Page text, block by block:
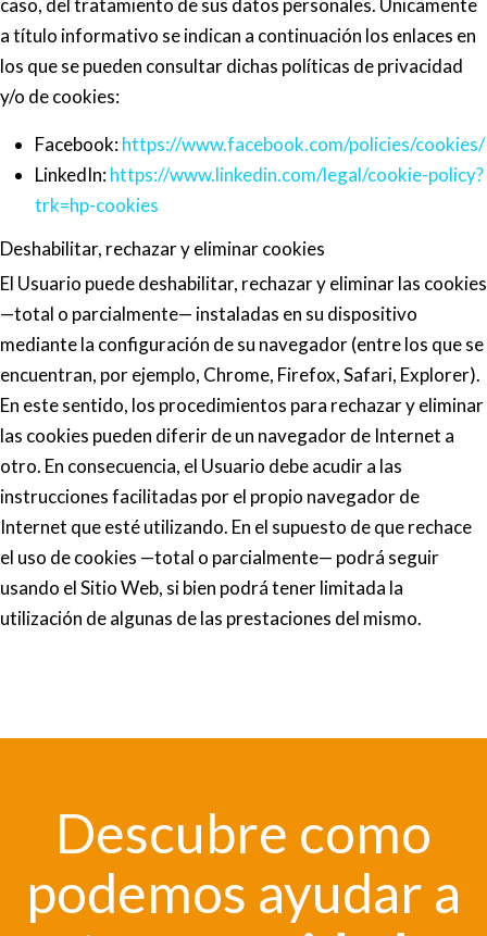
caso, del tratamiento de sus datos personales. Únicamente
a título informativo se indican a continuación los enlaces en
los que se pueden consultar dichas políticas de privacidad
y/o de cookies:
Facebook:https://www.facebook.com/policies/cookies/
LinkedIn:https://www.linkedin.com/legal/cookie-policy?
trk=hp-cookies
Deshabilitar, rechazar y eliminar cookies
El Usuario puede deshabilitar, rechazar y eliminar las cookies
—total o parcialmente— instaladas en su dispositivo
mediante la configuración de su navegador (entre los que se
encuentran, por ejemplo, Chrome, Firefox, Safari, Explorer).
En este sentido, los procedimientos para rechazar y eliminar
las cookies pueden diferir de un navegador de Internet a
otro. En consecuencia, el Usuario debe acudir a las
instrucciones facilitadas por el propio navegador de
Internet que esté utilizando. En el supuesto de que rechace
el uso de cookies —total o parcialmente— podrá seguir
usando el Sitio Web, si bien podrá tener limitada la
utilización de algunas de las prestaciones del mismo.
Descubre como
podemos ayudar a